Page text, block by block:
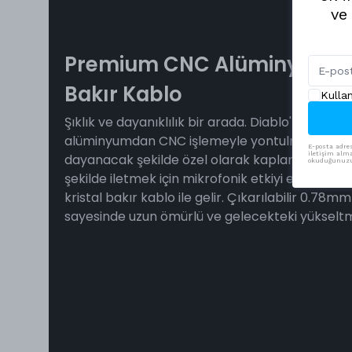
Premium CNC Alüminyum
Bakır Kablo
Şıklık ve dayanıklılık bir arada. Diablo'nun
alüminyumdan CNC işlemeyle yontulmuş ve
dayanacak şekilde özel olarak kaplanmıştır.
şekilde iletmek için mikrofonik etkiyi en aza
kristal bakır kablo ile gelir. Çıkarılabilir
sayesinde uzun ömürlü ve gelecekteki
E-posta
iletişim